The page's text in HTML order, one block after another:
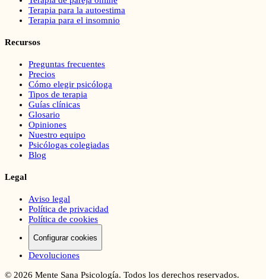
Terapia para la autoestima
Terapia para el insomnio
Recursos
Preguntas frecuentes
Precios
Cómo elegir psicóloga
Tipos de terapia
Guías clínicas
Glosario
Opiniones
Nuestro equipo
Psicólogas colegiadas
Blog
Legal
Aviso legal
Política de privacidad
Política de cookies
Configurar cookies
Devoluciones
© 2026 Mente Sana Psicología. Todos los derechos reservados.